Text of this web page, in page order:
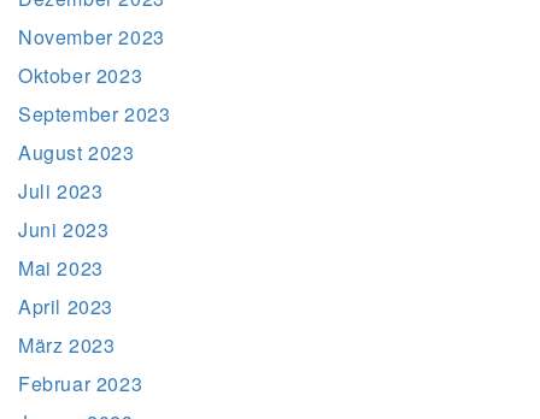
November 2023
Oktober 2023
September 2023
August 2023
Juli 2023
Juni 2023
Mai 2023
April 2023
März 2023
Februar 2023